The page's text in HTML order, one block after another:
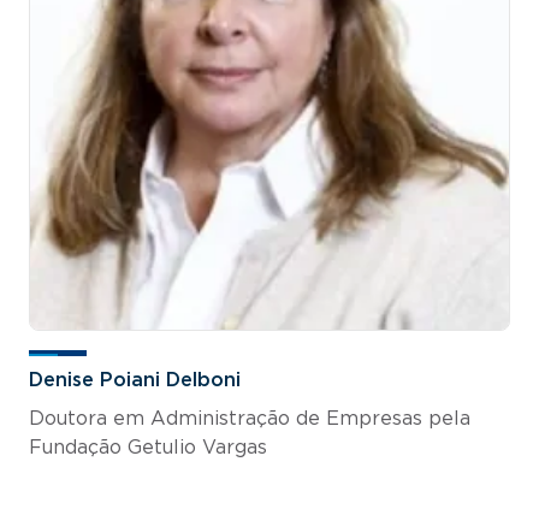
Denise Poiani Delboni
Doutora em Administração de Empresas pela
Fundação Getulio Vargas